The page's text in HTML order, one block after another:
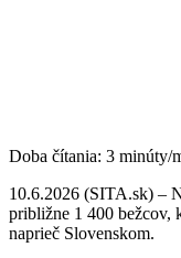
Doba čítania: 3 minúty/
10.6.2026 (SITA.sk) –
približne 1 400 bežcov,
naprieč Slovenskom.